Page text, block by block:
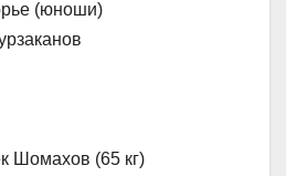
(юноши)
Шомахов (65 кг)